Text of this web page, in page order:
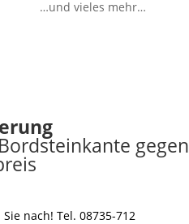
…und vieles mehr…
gegen
Sie nach! Tel. 08735-712